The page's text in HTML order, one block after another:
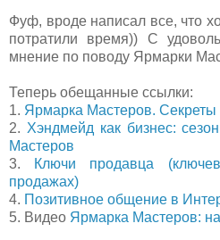
Фуф, вроде написал все, что
потратили время)) С
мнение по поводу Ярмарки
Теперь обещанные ссылки:
1. Ярмарка Мастеров. Секреты
2. Хэндмейд как бизнес:
Мастеров
3.
Ключи продавца
продажах)
4. Позитивное общение в
5. Видео Ярмарка Мастеров: